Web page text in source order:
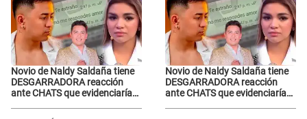
Novio de Naldy Saldaña tiene
DESGARRADORA reacción
ante CHATS que evidenciarían
Novio de Naldy Saldaña tiene
DESGARRADORA reacción
ante CHATS que evidenciarían